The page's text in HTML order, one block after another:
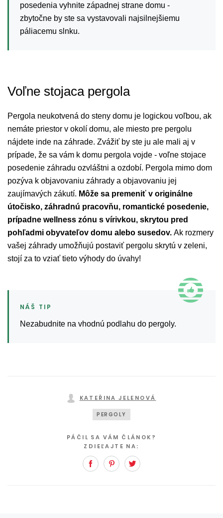
posedenia vyhnite západnej strane domu -
zbytočne by ste sa vystavovali najsilnejšiemu
páliacemu slnku.
Voľne stojaca pergola
Pergola neukotvená do steny domu je logickou voľbou, ak
nemáte priestor v okolí domu, ale miesto pre pergolu
nájdete inde na záhrade. Zvážiť by ste ju ale mali aj v
prípade, že sa vám k domu pergola vojde - voľne stojace
posedenie záhradu ozvláštni a ozdobí. Pergola mimo dom
pozýva k objavovaniu záhrady a objavovaniu jej
zaujímavých zákutí. Môže sa premeniť v originálne
útočisko, záhradnú pracovňu, romantické posedenie,
prípadne wellness zónu s vírivkou, skrytou pred
pohľadmi obyvateľov domu alebo susedov. Ak rozmery
vašej záhrady umožňujú postaviť pergolu skrytú v zeleni,
stojí za to vziať tieto výhody do úvahy!
Nezabudnite na vhodnú podlahu do pergoly.
KATEŘINA JELENOVÁ
PERGOLY
PÁČIL SA VÁM ČLÁNOK?
ZDIEĽAJTE NA:
FacebookPinterest